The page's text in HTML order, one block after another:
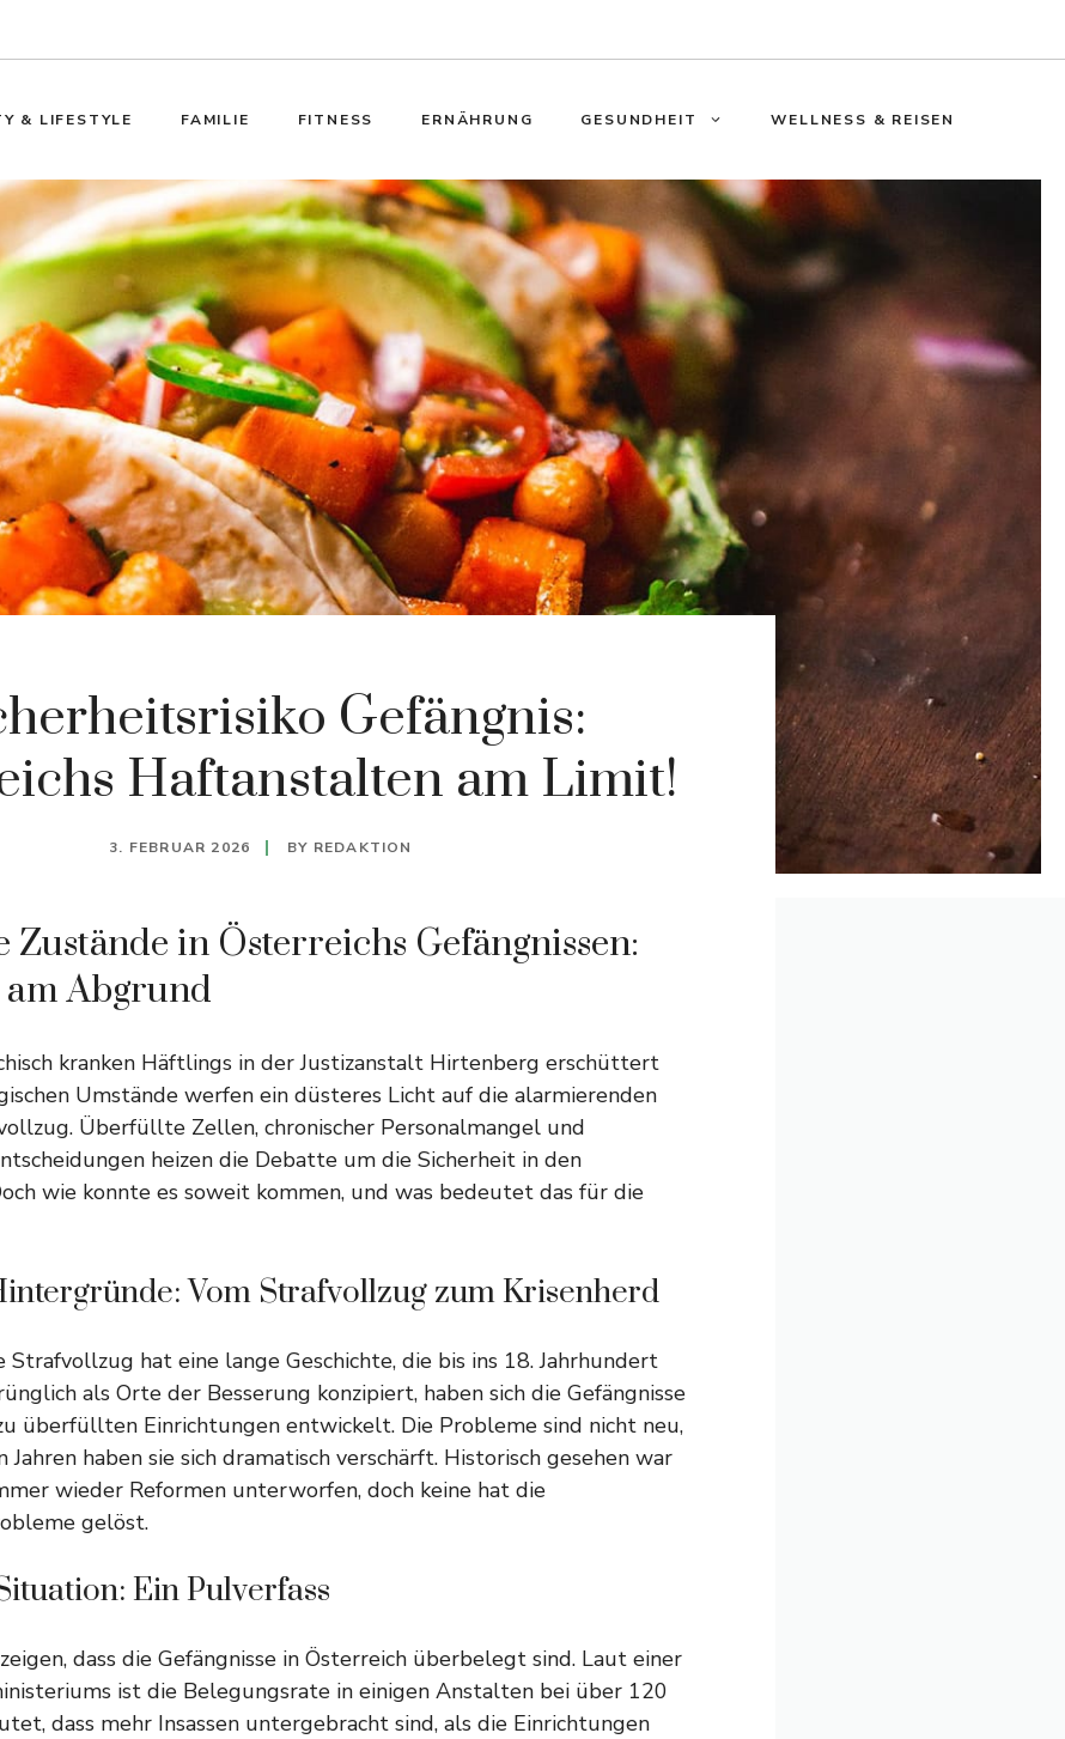
& LIFESTYLE FAMILIE FITNESS ERNÄHRUNG GESUNDHEIT WELLNESS & REISEN
Gefängnis:
Haftanstalten am Limit!
3. FEBRUAR 2026 BY REDAKTION
Zustände in Österreichs Gefängnissen:
am Abgrund
kranken Häftlings in der Justizanstalt Hirtenberg erschüttert
Umstände werfen ein düsteres Licht auf die alarmierenden
Überfüllte Zellen, chronischer Personalmangel und
heizen die Debatte um die Sicherheit in den
wie konnte es soweit kommen, und was bedeutet das für die
Vom Strafvollzug zum Krisenherd
Strafvollzug hat eine lange Geschichte, die bis ins 18. Jahrhundert
als Orte der Besserung konzipiert, haben sich die Gefängnisse
überfüllten Einrichtungen entwickelt. Die Probleme sind nicht neu,
haben sie sich dramatisch verschärft. Historisch gesehen war
wieder Reformen unterworfen, doch keine hat die
gelöst.
Ein Pulverfass
dass die Gefängnisse in Österreich überbelegt sind. Laut einer
ist die Belegungsrate in einigen Anstalten bei über 120
dass mehr Insassen untergebracht sind, als die Einrichtungen